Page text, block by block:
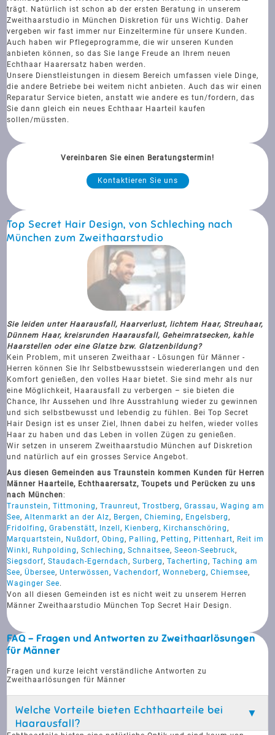
trägt. Natürlich ist schon ab der ersten Beratung in unserem
Zweithaarstudio in München Diskretion für uns Wichtig. Daher
vergeben wir fast immer nur Einzeltermine für unsere Kunden.
Auch haben wir Pflegeprogramme, die wir unseren Kunden
anbieten können, so das Sie lange Freude an Ihrem neuen
Echthaar Haarersatz haben werden.
Unsere Dienstleistungen in diesem Bereich umfassen viele Dinge,
die andere Betriebe bei weitem nicht anbieten. Auch das wir einen
Reparatur Service bieten, anstatt wie andere es tun/fordern, das
Sie dann gleich ein neues Echthaar Haarteil kaufen
sollen/müssten.
Vereinbaren Sie einen Beratungstermin!
Kontaktieren Sie uns
Top Secret Hair Design, von Schleching nach
München zum Zweithaarstudio
Sie leiden unter Haarausfall, Haarverlust, lichtem Haar, Streuhaar,
Dünnem Haar, kreisrunden Haarausfall, Geheimratsecken, kahle
Haarstellen oder eine Glatze bzw. Glatzenbildung?
Kein Problem, mit unseren Zweithaar - Lösungen für Männer -
Herren können Sie Ihr Selbstbewusstsein wiedererlangen und den
Komfort genießen, den volles Haar bietet. Sie sind mehr als nur
eine Möglichkeit, Haarausfall zu verbergen – sie bieten die
Chance, Ihr Aussehen und Ihre Ausstrahlung wieder zu gewinnen
und sich selbstbewusst und lebendig zu fühlen. Bei Top Secret
Hair Design ist es unser Ziel, Ihnen dabei zu helfen, wieder volles
Haar zu haben und das Leben in vollen Zügen zu genießen.
Wir setzen in unserem Zweithaarstudio München auf Diskretion
und natürlich auf ein grosses Service Angebot.
Aus diesen Gemeinden aus Traunstein kommen Kunden für Herren
Männer Haarteile, Echthaarersatz, Toupets und Perücken zu uns
nach München:
Traunstein,Tittmoning,Traunreut,Trostberg,Grassau,Waging am
See,Altenmarkt an der Alz, Bergen,Chieming, Engelsberg,
Fridolfing,Grabenstätt, Inzell, Kienberg, Kirchanschöring,
Marquartstein, Nußdorf,Obing, Palling, Petting, Pittenhart, Reit im
Winkl, Ruhpolding,Schleching,Schnaitsee,Seeon-Seebruck,
Siegsdorf,Staudach-Egerndach,Surberg,Tacherting,Taching am
See,Übersee,Unterwössen,Vachendorf,Wonneberg,Chiemsee,
Waginger See.
Von all diesen Gemeinden ist es nicht weit zu unserem Herren
Männer Zweithaarstudio München Top Secret Hair Design.
FAQ - Fragen und Antworten zu Zweithaarlösungen
für Männer
Fragen und kurze leicht verständliche Antworten zu
Zweithaarlösungen für Männer
Welche Vorteile bieten Echthaarteile bei
Haarausfall?